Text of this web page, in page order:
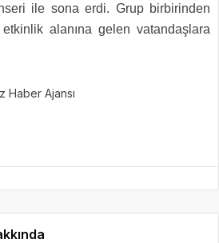
ile sona erdi. Grup birbirinden
alanına gelen vatandaşlara
Haber Ajansı